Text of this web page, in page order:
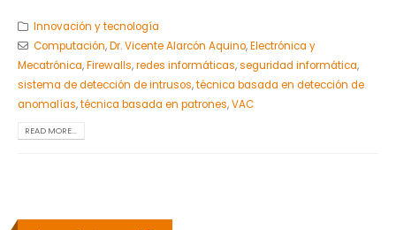
Innovación y tecnología
Computación,Dr. Vicente Alarcón Aquino,Electrónica y
Mecatrónica,Firewalls,redes informáticas,seguridad informática,
sistema de detección de intrusos,técnica basada en detección de
anomalías,técnica basada en patrones,VAC
READ MORE...